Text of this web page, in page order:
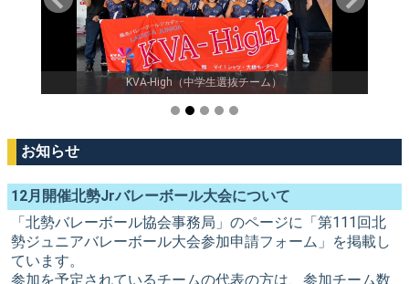
KVA-High（中学生選抜チーム）
お知らせ
12月開催北勢Jrバレーボール大会について
「北勢バレーボール協会事務局」のページに「第111回北
勢ジュニアバレーボール大会参加申請フォーム」を掲載し
ています。
参加を予定されているチームの代表の方は、参加チーム数